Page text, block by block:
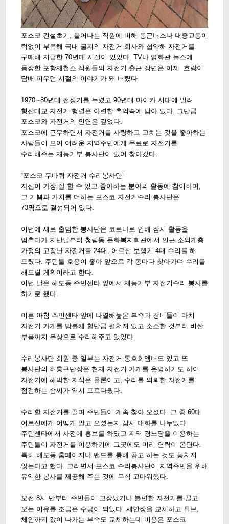
포스코 건설초기, 불어나는 직원에 비해 통근버스나 대중교통이
턱없이 부족해 국내 굴지의 자전거 회사와 협약해 자전거를
구매해 지급한 70년대 시절이 있었다. TV나 영화관 뉴스에
등장한 포항제철소 직원들의 자전거 출근 장면은 이제 호랑이
담배 피우던 시절의 이야기가 돼 버렸다
1970∼80년대 전성기를 누렸고 90년대 마이카 시대에 밀려
형산대교 자전거 행렬은 아련한 추억속에 남아 있다. 그만큼
포스코와 자전거의 인연은 깊었다.
포스코에 근무하면서 자전거를 사랑하고 고치는 것을 좋아하는
사람들이 모여 어려운 지역주민에게 무료로 자전거를
수리해주는 재능기부 봉사단이 있어 찾아갔다.
“포스코 두바퀴 자전거 수리봉사단”
자신이 가장 잘 할 수 있고 좋아하는 분야의 활동에 참여하며,
그 기쁨과 가치를 더하는 포스코 자전거수리 봉사단은
73명으로 결성되어 있다.
이번에 새로 출범한 봉사단은 코로나로 인해 잠시 활동을
멈추다가 지난달부터 청림동 문화복지회관에서 인근 소외계층
가정의 고장난 자전거를 24대, 어르신 보행기 4대 수리를 해
드렸다. 주민들 호응이 좋아 앞으로 각 동마다 찾아가며 수리를
해드릴 게획이라고 한다.
이번 달은 해도동 주민센타 앞에서 재능기부 자전거수리 봉사를
하기로 했다.
이른 아침 주민센타 앞에 나열해놓은 부속과 장비들이 마치
자전거 가게를 방불케 할만큼 펼쳐져 있고 소소한 것부터 비싼
부품까지 무상으로 수리해주고 있었다.
수리봉사단 회원 중 일부는 자전거 동호회멤버도 있고 또
봉사단의 허흥구단장은 현재 자전거 가게를 운영하기도 하여
자전거에 해박한 지식은 물론이고, 수리를 의뢰한 자전거를
점검하는 솜씨가 역시 프로다웠다.
수리할 자전거를 끌며 주민들이 계속 찾아 오셨다. 그 중 60대
어르신에게 어떻게 알고 오셨는지 잠시 대화를 나누었다.
주민센타에서 사전에 홍보를 하였고 지역 경노당을 이용하는
주민들이 자전거를 이용하기에 그곳에도 미리 연락이 온단다.
특히 해도동 홈페이지나 밴드를 통해 공고 하는 것도 놓치지
않는다고 했다. 그러면서 포스코 수리봉사단이 지역주민을 위해
유익한 봉사를 제공해 주는 것에 무척 고마워했다.
오전 8시 반부터 주민들이 고장났거나 불편한 자전거를 끌고
오는 이유를 조금은 수긍이 되었다. 새안장을 교체하고 튜브,
체인까지 값이 나가는 부속도 교체하는데 비용은 포스코